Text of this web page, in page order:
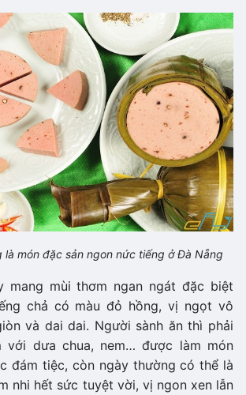
là món đặc sản ngon nức tiếng ở Đà Nẵng
mang mùi thơm ngan ngát đặc biệt
chả có màu đỏ hồng, vị ngọt vô
và dai dai. Người sành ăn thì phải
với dưa chua, nem… được làm món
đám tiệc, còn ngày thường có thể là
nhi hết sức tuyệt vời, vị ngon xen lẫn